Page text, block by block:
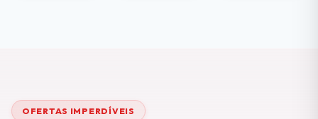
OFERTAS IMPERDÍVEIS